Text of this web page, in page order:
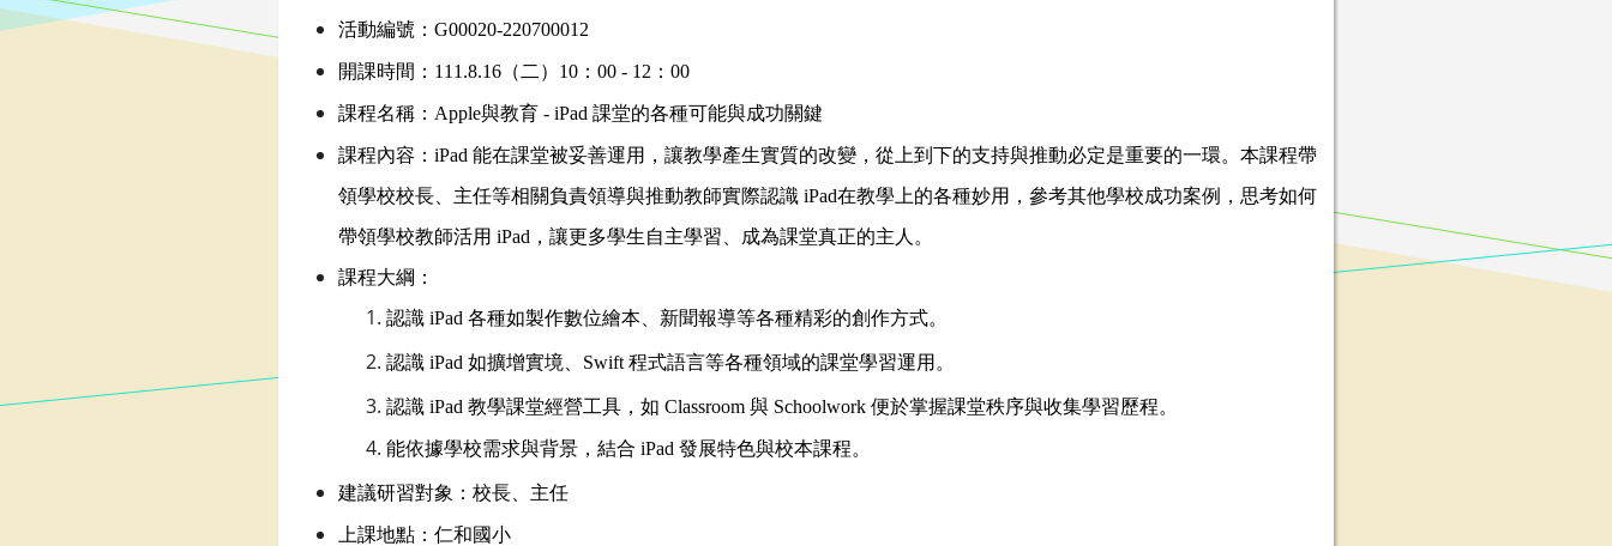
活動編號：G00020-220700012
開課時間：111.8.16（二）10：00 - 12：00
課程名稱：Apple與教育 - iPad 課堂的各種可能與成功關鍵
課程內容：iPad 能在課堂被妥善運用，讓教學產生實質的改變，從上到下的支持與推動必定是重要的一環。本課程帶
領學校校長、主任等相關負責領導與推動教師實際認識 iPad在教學上的各種妙用，參考其他學校成功案例，思考如何
帶領學校教師活用 iPad，讓更多學生自主學習、成為課堂真正的主人。
課程大綱：
認識 iPad 各種如製作數位繪本、新聞報導等各種精彩的創作方式。
認識 iPad 如擴增實境、Swift 程式語言等各種領域的課堂學習運用。
認識 iPad 教學課堂經營工具，如 Classroom 與 Schoolwork 便於掌握課堂秩序與收集學習歷程。
能依據學校需求與背景，結合 iPad 發展特色與校本課程。
建議研習對象：校長、主任
上課地點：仁和國小